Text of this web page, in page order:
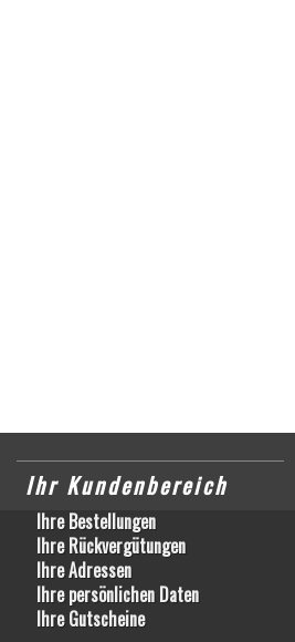
Ihr Kundenbereich
Ihre Bestellungen
Ihre Rückvergütungen
Ihre Adressen
Ihre persönlichen Daten
Ihre Gutscheine